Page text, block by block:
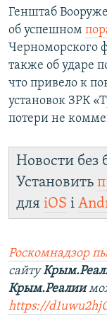
Генштаб
об успешном
Черноморского
также об ударе
что привело к
установок ЗРК
потери не
Новости без
Установить
для iOS і
Роскомнадзор
сайту
Крым.Реалии
https://